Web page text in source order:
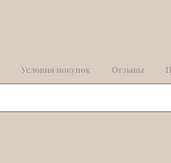
Условия покупок Отзывы